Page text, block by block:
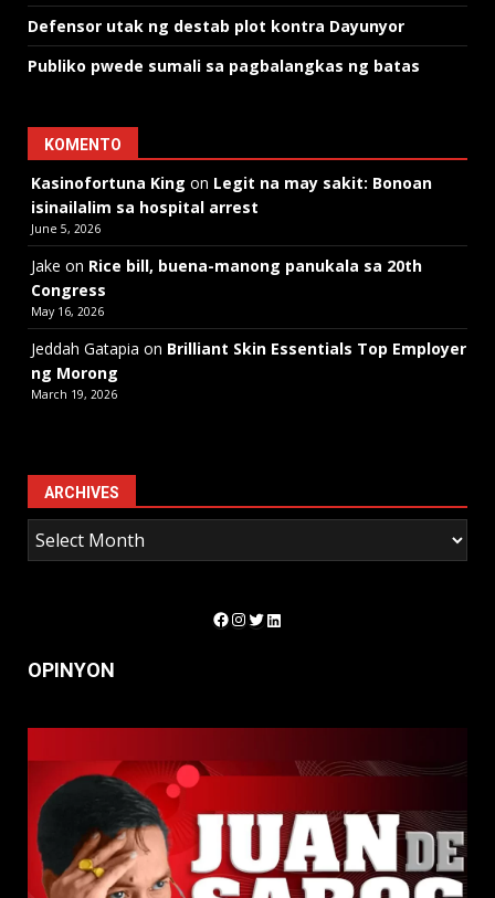
Defensor utak ng destab plot kontra Dayunyor
Publiko pwede sumali sa pagbalangkas ng batas
KOMENTO
Kasinofortuna King on Legit na may sakit: Bonoan
isinailalim sa hospital arrest
June 5, 2026
Jake on Rice bill, buena-manong panukala sa 20th
Congress
May 16, 2026
Jeddah Gatapia on Brilliant Skin Essentials Top Employer
ng Morong
March 19, 2026
ARCHIVES
Facebook
Instagram
Twitter
LinkedIn
OPINYON